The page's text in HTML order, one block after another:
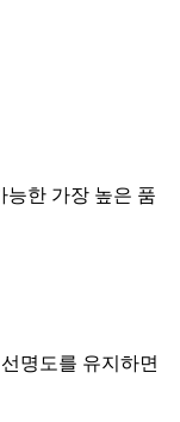
능한 가장 높은 품
명도를 유지하면